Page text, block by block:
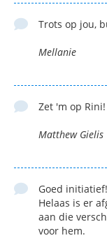
Trots op jou,
Mellanie
Zet 'm op Rini!
Matthew Gielis
Goed initiatief!
Helaas is er
aan die
voor hem.